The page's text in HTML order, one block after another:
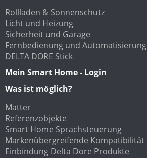
Rollladen & Sonnenschutz
Licht und Heizung
Sicherheit und Garage
Fernbedienung und Automatisierung
DELTA DORE Stick
Mein Smart Home - Login
Was ist möglich?
Matter
Referenzobjekte
Smart Home Sprachsteuerung
Markenübergreifende Kompatibilität
Einbindung Delta Dore Produkte